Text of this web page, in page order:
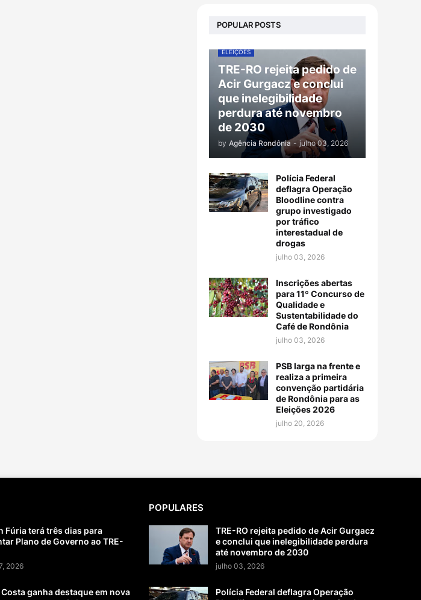
POPULAR POSTS
ELEIÇÕES
TRE-RO rejeita pedido de
Acir Gurgacz e conclui
que inelegibilidade
perdura até novembro
de 2030
by Agência Rondônia - julho 03, 2026
Polícia Federal
deflagra Operação
Bloodline contra
grupo investigado
por tráfico
interestadual de
drogas
julho 03, 2026
Inscrições abertas
para 11º Concurso de
Qualidade e
Sustentabilidade do
Café de Rondônia
julho 03, 2026
PSB larga na frente e
realiza a primeira
convenção partidária
de Rondônia para as
Eleições 2026
julho 20, 2026
Fúria terá três dias para
Plano de Governo ao TRE-
2026
ganha destaque em nova
POPULARES
TRE-RO rejeita pedido de Acir Gurgacz
e conclui que inelegibilidade perdura
até novembro de 2030
julho 03, 2026
Polícia Federal deflagra Operação